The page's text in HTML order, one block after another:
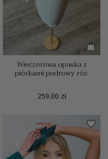
Wieczorowa opaska z
piórkami pudrowy róż.
Cena
259,00 zł